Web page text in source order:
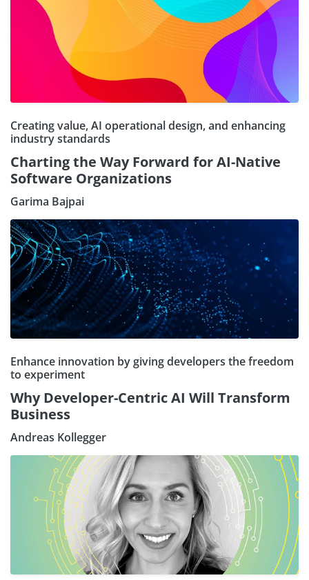
Creating value, AI operational design, and enhancing
industry standards
Charting the Way Forward for AI-Native
Software Organizations
Garima Bajpai
Enhance innovation by giving developers the freedom
to experiment
Why Developer-Centric AI Will Transform
Business
Andreas Kollegger